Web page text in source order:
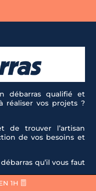
débarras qualifié et
réaliser vos projets ?
de trouver l’artisan
de vos besoins et
qu’il vous faut
1H